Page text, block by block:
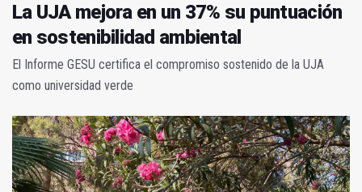
La UJA mejora en un 37% su puntuación
en sostenibilidad ambiental
El Informe GESU certifica el compromiso sostenido de la UJA
como universidad verde